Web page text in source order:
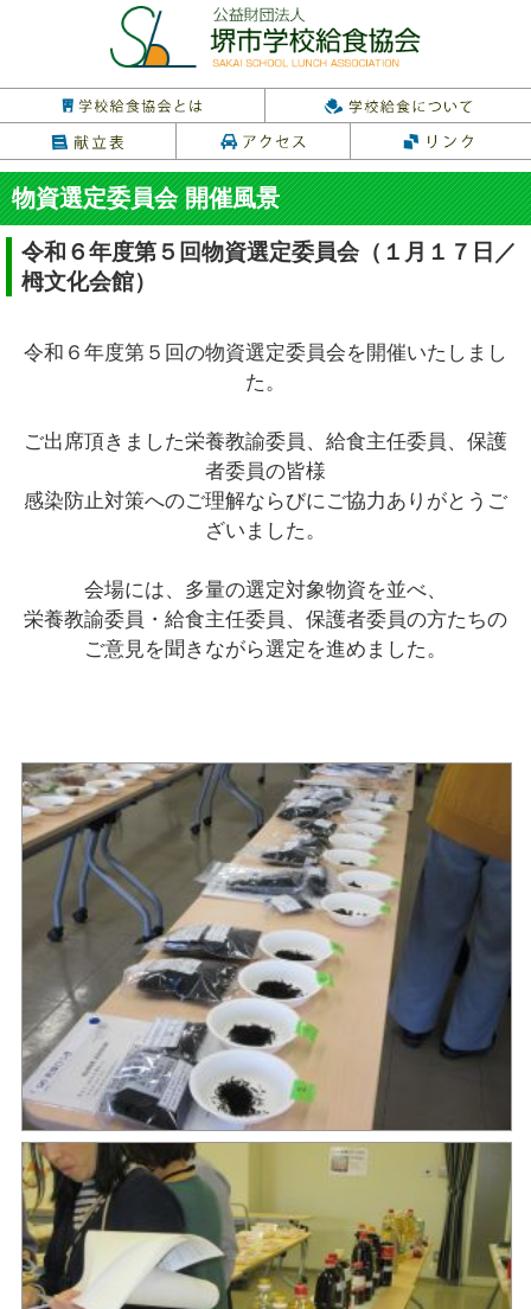
物資選定委員会 開催風景
令和６年度第５回物資選定委員会（１月１７日／
栂文化会館）
令和６年度第５回の物資選定委員会を開催いたしまし
た。
ご出席頂きました栄養教諭委員、給食主任委員、保護
者委員の皆様
感染防止対策へのご理解ならびにご協力ありがとうご
ざいました。
会場には、多量の選定対象物資を並べ、
栄養教諭委員・給食主任委員、保護者委員の方たちの
ご意見を聞きながら選定を進めました。